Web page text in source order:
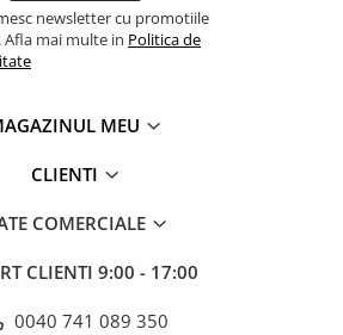
newsletter cu promotiile
Afla mai multe in Politica de
MEU
CLIENTI
COMERCIALE
CLIENTI 9:00 - 17:00
0040 741 089 350